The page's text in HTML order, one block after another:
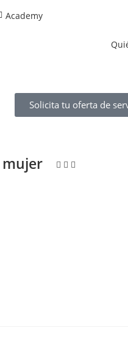
Academy
Solicita tu oferta de
mujer